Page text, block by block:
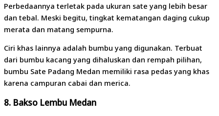
Perbedaannya terletak pada ukuran sate yang lebih besar
dan tebal. Meski begitu, tingkat kematangan daging cukup
merata dan matang sempurna.
Ciri khas lainnya adalah bumbu yang digunakan. Terbuat
dari bumbu kacang yang dihaluskan dan rempah pilihan,
bumbu Sate Padang Medan memiliki rasa pedas yang khas
karena campuran cabai dan merica.
8. Bakso Lembu Medan